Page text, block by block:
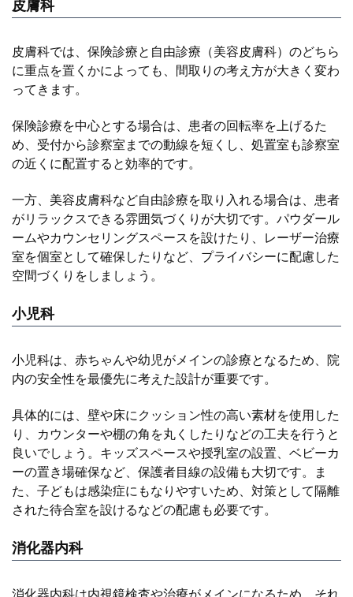
皮膚科
皮膚科では、保険診療と自由診療（美容皮膚科）のどちら
に重点を置くかによっても、間取りの考え方が大きく変わ
ってきます。
保険診療を中心とする場合は、患者の回転率を上げるた
め、受付から診察室までの動線を短くし、処置室も診察室
の近くに配置すると効率的です。
一方、美容皮膚科など自由診療を取り入れる場合は、患者
がリラックスできる雰囲気づくりが大切です。パウダール
ームやカウンセリングスペースを設けたり、レーザー治療
室を個室として確保したりなど、プライバシーに配慮した
空間づくりをしましょう。
小児科
小児科は、赤ちゃんや幼児がメインの診療となるため、院
内の安全性を最優先に考えた設計が重要です。
具体的には、壁や床にクッション性の高い素材を使用した
り、カウンターや棚の角を丸くしたりなどの工夫を行うと
良いでしょう。キッズスペースや授乳室の設置、ベビーカ
ーの置き場確保など、保護者目線の設備も大切です。ま
た、子どもは感染症にもなりやすいため、対策として隔離
された待合室を設けるなどの配慮も必要です。
消化器内科
消化器内科は内視鏡検査や治療がメインになるため、それ